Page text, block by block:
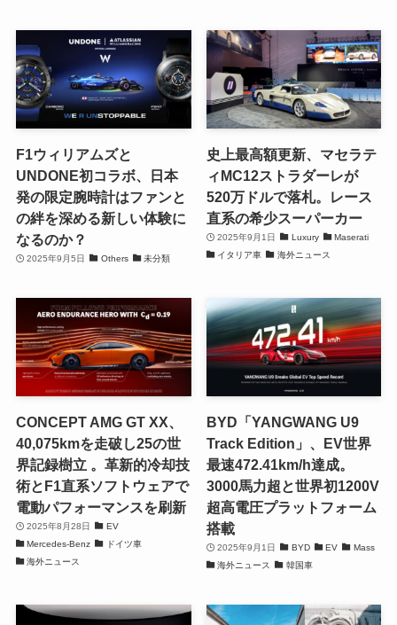
F1ウィリアムズと
UNDONE初コラボ、日本
発の限定腕時計はファンと
の絆を深める新しい体験に
なるのか？
2025年9月5日 Others 未分類
史上最高額更新、マセラテ
ィMC12ストラダーレが
520万ドルで落札。レース
直系の希少スーパーカー
2025年9月1日 Luxury
Maserati
イタリア車
海外ニュース
CONCEPT AMG GT XX、
40,075kmを走破し25の世
界記録樹立 。革新的冷却技
術とF1直系ソフトウェアで
電動パフォーマンスを刷新
2025年8月28日
EV
Mercedes-Benz
ドイツ車
海外ニュース
BYD「YANGWANG U9
Track Edition」、EV世界
最速472.41km/h達成。
3000馬力超と世界初1200V
超高電圧プラットフォーム
搭載
2025年9月1日 BYD EV
Mass
海外ニュース
韓国車